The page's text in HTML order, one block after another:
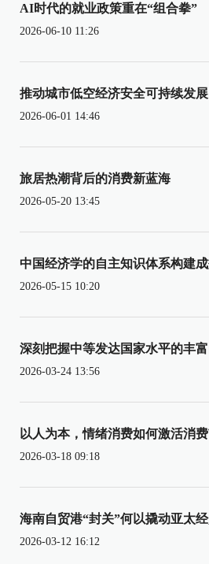
AI时代的就业政策重在“组合拳”
2026-06-10 11:26
推动城市低空经济安全可持续发展
2026-06-01 14:46
旅居热潮背后的消费新蓝海
2026-05-20 13:45
中国经济学的自主知识体系构建
2026-05-15 10:20
深刻把握中等发达国家水平的丰
2026-03-24 13:56
以人为本，情绪消费如何激活消
2026-03-18 09:18
海南自贸港“封关”何以撬动亚太
2026-03-12 16:12